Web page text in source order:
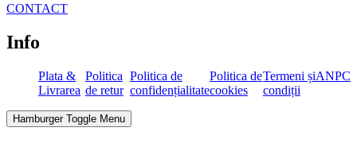
CONTACT
Info
Plata &
Livrarea
Politica
de retur
Politica de
confidențialitate
Politica de
cookies
Termeni și
condiții
ANPC
Hamburger Toggle Menu